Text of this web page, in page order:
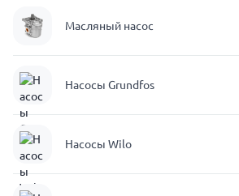
Масляный насос
Насосы Grundfos
Насосы Wilo